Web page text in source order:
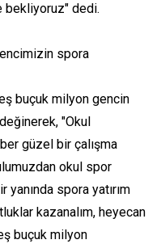
bekliyoruz" dedi.
spora
buçuk milyon gencin
"Okul
güzel bir çalışma
okul spor
spora yatırım
kazanalım, heyecan
buçuk milyon